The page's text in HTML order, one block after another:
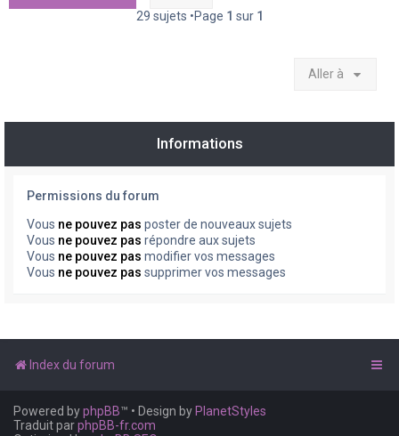
29 sujets •Page 1 sur 1
Aller à
Informations
Permissions du forum
Vous ne pouvez pas poster de nouveaux sujets
Vous ne pouvez pas répondre aux sujets
Vous ne pouvez pas modifier vos messages
Vous ne pouvez pas supprimer vos messages
Index du forum
Powered byphpBB™ • Design by PlanetStyles
Traduit parphpBB-fr.com